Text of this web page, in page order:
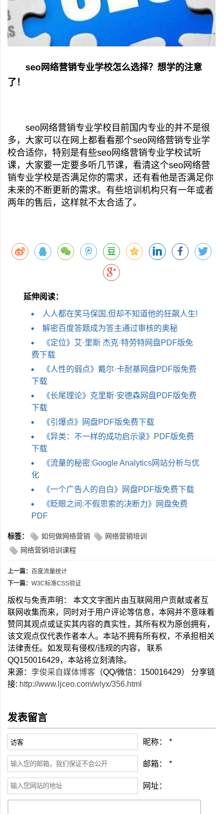
seo网络营销专业学校怎么选择？想学的注意
了！
seo网络营销专业学校目前国内专业的并不是很
多，大家可以在网上都看看那个seo网络营销专业学
校合适你，特别是有些seo网络营销专业学校试听
课，大家要一定要多听几节课，看清这个seo网络营
销专业学校是否满足你的需求，还有看他是否满足你
未来的不断更新的需求。有些培训机构只有一年或者
两年的售后，这样就不太合适了。
延伸阅读：
人人都在笑马保国,但却不知道他的狂飙人生!
解密百度答题成为答主通过审核的奥秘
《定位》艾·里斯 杰克·特劳特网盘PDF版免
费下载
《人性的弱点》戴尔·卡耐基网盘PDF版免费
下载
《长尾理论》克里斯·安德森网盘PDF版免费
下载
《引爆点》网盘PDF版免费下载
《异类：不一样的成功启示录》PDF版免费
下载
《流量的秘密:Google Analytics网站分析与优
化
《一个广告人的自白》网盘PDF版免费下载
《眨眼之间:不假思索的决断力》网盘免费
PDF
标签： 如何做网络营销
网络营销培训
网络营销培训课程
上一篇：
百度流量统计
下一篇： W3C标准CSS验证
版权与免责声明： 本文文字图片由互联网用户贡献或者互
联网收集而来，同时对于用户评论等信息，本网并不意味着
赞同其观点或证实其内容的真实性，其所有权为原创拥有，
该文观点仅代表作者本人。本站不拥有所有权，不承担相关
法律责任。如发现有侵权/违规的内容， 联系
QQ150016429，本站将立刻清除。
来源： 李俊采自媒体博客 （QQ/微信：150016429） 分享链
接: http://www.ljceo.com/wlyx/356.html
发表留言
昵称： *
邮箱： *
网址：